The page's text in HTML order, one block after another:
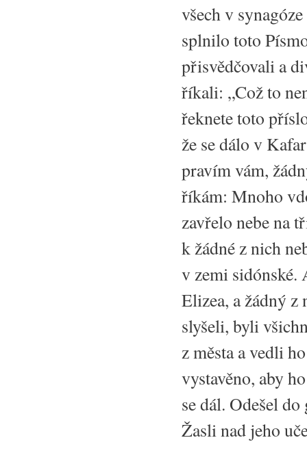
všech v
splnilo toto
přisvědčovali a
říkali: „Což to
řeknete toto
že se dálo v
pravím vám,
říkám: Mnoho
zavřelo nebe na
k žádné z nich
v zemi sidónské.
Elizea, a žádný
slyšeli, byli
z města a vedli
vystavěno, aby
se dál. Odešel
Žasli nad jeho